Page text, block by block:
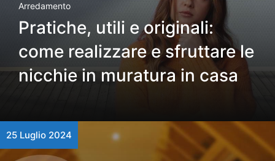
Arredamento
Pratiche, utili e originali:
come realizzare e sfruttare le
nicchie in muratura in casa
25 Luglio 2024